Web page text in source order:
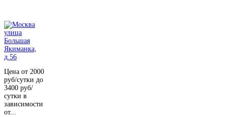
Цена от 2000
руб/сутки до
3400 руб/
сутки в
зависимости
от...